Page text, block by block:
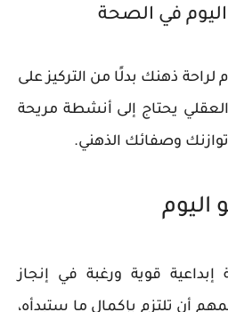
في الصحة
لراحة ذهنك بدلًا من التركيز على
يحتاج إلى أنشطة مريحة
وصفائك الذهني.
اليوم
قوية ورغبة في إنجاز
أن تلتزم بإكمال ما ستبدأه،